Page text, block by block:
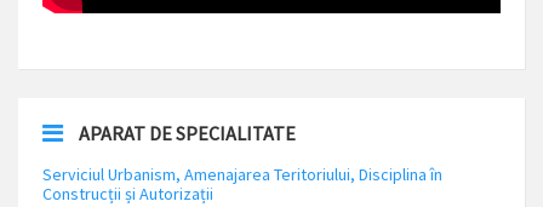
APARAT DE SPECIALITATE
Serviciul Urbanism, Amenajarea Teritoriului, Disciplina în
Construcții și Autorizații